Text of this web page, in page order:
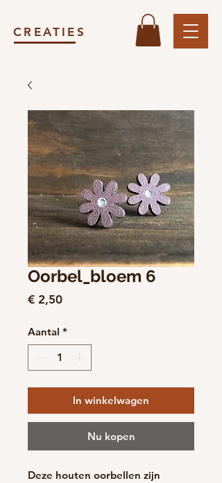
CREATIES
Oorbel_bloem 6
€ 2,50Prijs
Aantal *
In winkelwagen
Nu kopen
Deze houten oorbellen zijn